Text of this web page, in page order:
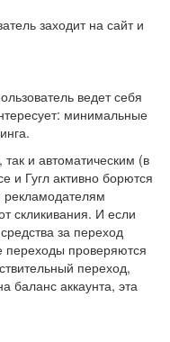
заходит на сайт и
ведет себя
минимальные
и автоматическим (в
и Гугл активно борются
скликивания. И если
за переход
проверяются
переход,
баланс аккаунта, эта